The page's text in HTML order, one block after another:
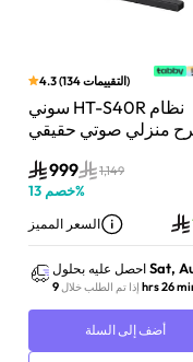
4.3(134التقييمات)
سوني HT-S40R نظام
منزلي صوتي حقيقي
أسود999 1,149
خصم 13 %
السعر المميز
احصل عليه بحلول Sat,
إذا تم الطلب خلال 9 hrs 26
أضف إلى السلة